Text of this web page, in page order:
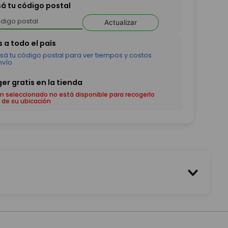
tu código postal
Actualizar
seleccionado no está disponible para recogerlo
de su ubicación